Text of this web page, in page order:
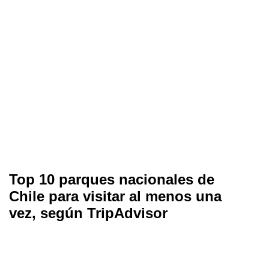
Top 10 parques nacionales de
Chile para visitar al menos una
vez, según TripAdvisor